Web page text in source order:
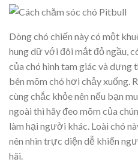
Dòng chó chiến này có một
hung dữ với đôi mắt đỏ ngầu,
của chó hình tam giác và dựng
bên mõm chó hơi chảy xuống.
cùng chắc khỏe nên nếu bạn
ngoài thì hãy đeo mõm của
làm hại người khác. Loài chó
nên nhìn trực diện dễ khiến
hãi.